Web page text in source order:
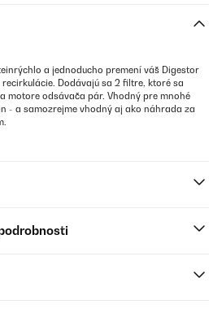
a jednoducho premení váš Digestor
Dodávajú sa 2 filtre, ktoré sa
motore odsávača pár. Vhodný pre mnohé
- a samozrejme vhodný aj ako náhrada za